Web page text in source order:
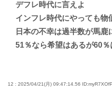
デフレ時代に言えよ
インフレ時代にやっても物
日本の不幸は過半数が馬鹿
51％なら希望はあるが60％
12 : 2025/04/21(月) 09:47:14.56